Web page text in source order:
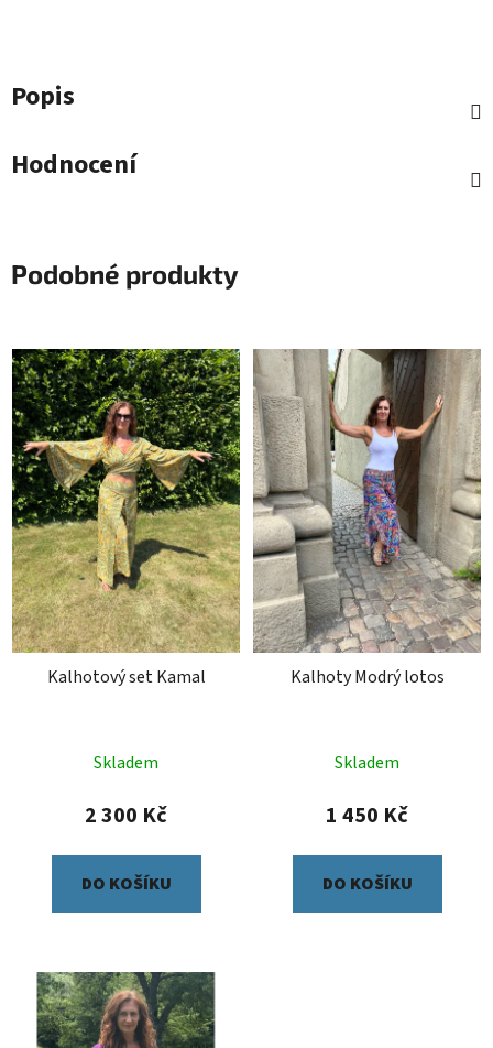
Popis
Hodnocení
Podobné produkty
Kalhotový set Kamal
Skladem
2 300 Kč
DO KOŠÍKU
Kalhoty Modrý lotos
Skladem
1 450 Kč
DO KOŠÍKU